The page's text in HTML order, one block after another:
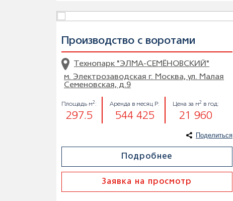
Производство с воротами
Технопарк "ЭЛМА-СЕМЁНОВСКИЙ"
м. Электрозаводская г. Москва, ул. Малая
Семеновская, д.9
Площадь м2 :
297.5
Аренда в месяц Р:
544 425
Цена за м2 в год:
21 960
Поделиться
Подробнее
Заявка на просмотр